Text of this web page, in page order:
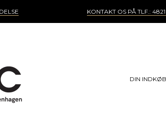
KONTAKT OS PÅ TLF.:
DIN